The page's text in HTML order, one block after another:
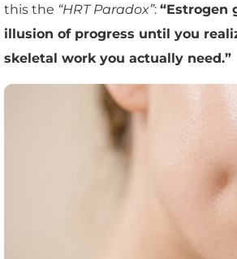
this the “HRT Paradox”: “Estrogen
illusion of progress until you
skeletal work you actually need.”